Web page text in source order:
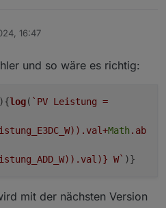
16:47
und so wäre es richtig:
){log( `PV Leistung =
Math .ab
W` )}
mit der nächsten Version